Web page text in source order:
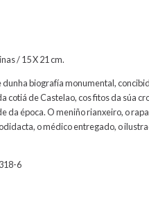
/ 15 X 21 cm.
biografía monumental,
cotiá de Castelao, cos fitos da súa
da época. O meniño rianxeiro, o
o médico entregado, o
6